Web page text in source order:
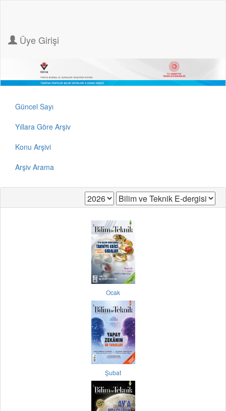
Üye Girişi
Güncel Sayı
Yıllara Göre Arşiv
Konu Arşivi
Arşiv Arama
Ocak
Şubat